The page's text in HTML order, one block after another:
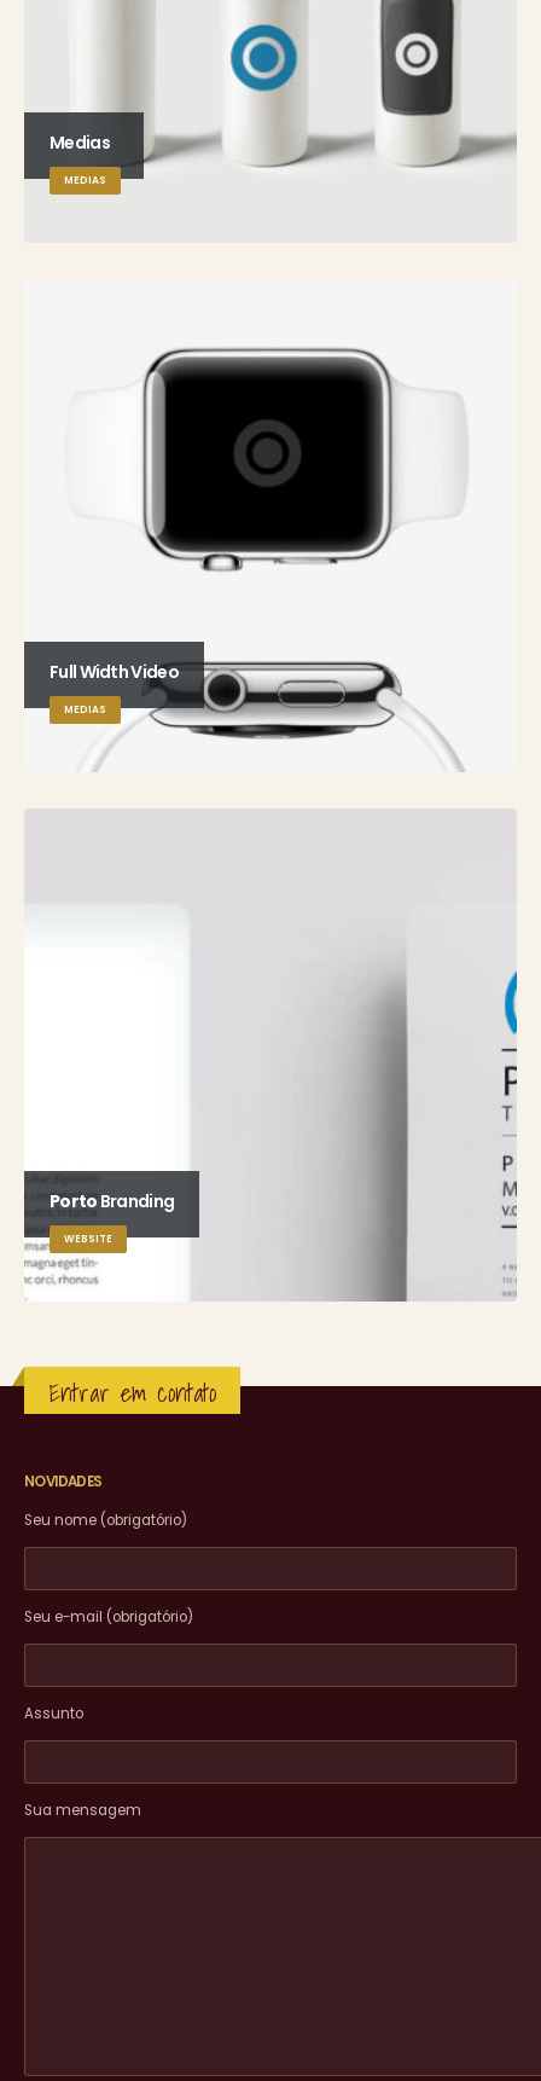
Medias
MEDIAS
Full Width Video
MEDIAS
Porto Branding
WEBSITE
Entrar em contato
NOVIDADES
Seu nome (obrigatório)
Seu e-mail (obrigatório)
Assunto
Sua mensagem